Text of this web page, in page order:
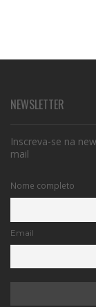
NEWSLETTER
Inscreva-se na
mail
Nome completo
Email